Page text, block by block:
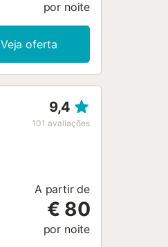
por noite
Veja oferta
9,4
101 avaliações
A partir de
€ 80
por noite